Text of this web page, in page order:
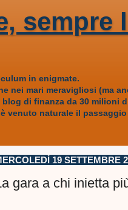
sempre
in enigmate.
nei mari meravigliosi (ma
di finanza da 30 milioni
venuto naturale il
19 SETTEMBRE
gara a chi inietta